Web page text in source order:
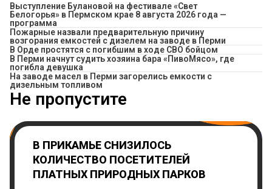
Выступление Булановой на фестивале «Свет
Белогорья» в Пермском крае 8 августа 2026 года —
программа
Пожарные назвали предварительную причину
возгорания емкостей с дизелем на заводе в Перми
В Орде простятся с погибшим в ходе СВО бойцом
​В Перми начнут судить хозяина бара «ПивоМясо», где
погибла девушка
На заводе масел в Перми загорелись емкости с
дизельным топливом
Не пропустите
В ПРИКАМЬЕ СНИЗИЛОСЬ
КОЛИЧЕСТВО ПОСЕТИТЕЛЕЙ
ПЛАТНЫХ ПРИРОДНЫХ ПАРКОВ